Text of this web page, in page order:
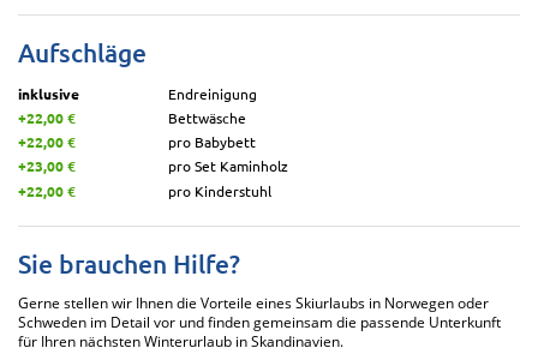
Aufschläge
inklusive
Endreinigung
+22,00 €
Bettwäsche
+22,00 €
pro Babybett
+23,00 €
pro Set Kaminholz
+22,00 €
pro Kinderstuhl
Sie brauchen Hilfe?
Gerne stellen wir Ihnen die Vorteile eines Skiurlaubs in Norwegen oder
Schweden im Detail vor und finden gemeinsam die passende Unterkunft
für Ihren nächsten Winterurlaub in Skandinavien.